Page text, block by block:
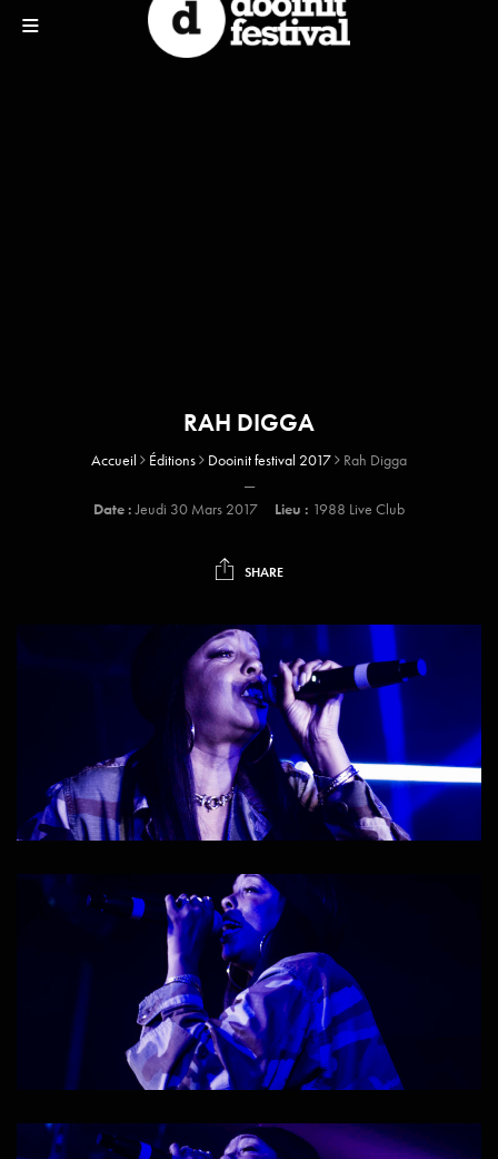
RAH DIGGA
Accueil Éditions Dooinit festival 2017
Rah Digga
—
Date :Jeudi 30 Mars 2017 Lieu : 1988 Live Club
SHARE